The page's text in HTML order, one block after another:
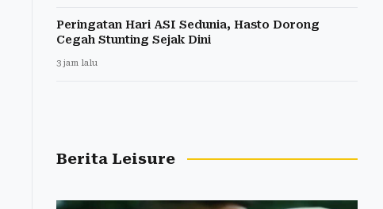
Peringatan Hari ASI Sedunia, Hasto Dorong
Cegah Stunting Sejak Dini
3 jam lalu
Berita Leisure